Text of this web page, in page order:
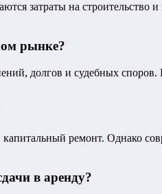
затраты на строительство
рынке?
долгов и судебных
капитальный ремонт. Однако
в аренду?